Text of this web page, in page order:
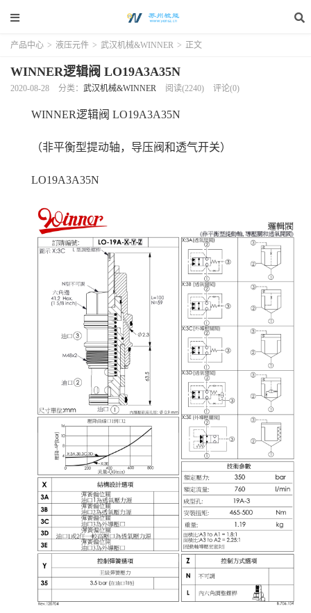
产品中心 > 液压元件 > 武汉机械&WINNER > 正文
WINNER逻辑阀 LO19A3A35N
2020-08-28 分类： 武汉机械&WINNER 阅读(2240) 评论(0)
WINNER逻辑阀 LO19A3A35N
（非平衡型提动轴，导压阀和透气开关）
LO19A3A35N